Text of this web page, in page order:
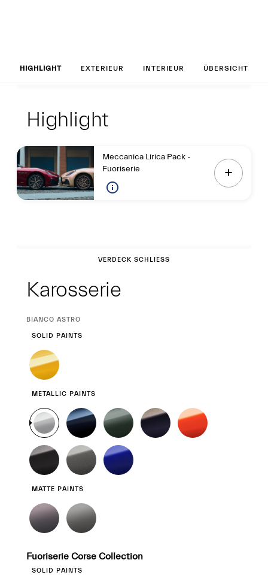
Set up your
HIGHLIGHT EXTERIEUR INTERIEUR ÜBERSICHT
Highlight
Highlight
Meccanica Lirica Pack -
Fuoriserie
VERDECK SCHLIESSEN
Karosserie
CURRENT
BIANCO ASTRO
SOLID PAINTS
METALLIC PAINTS
MATTE PAINTS
Fuoriserie Corse Collection
SOLID PAINTS